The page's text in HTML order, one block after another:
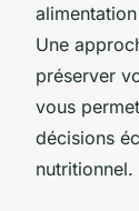
Une
préserver
vous
décisions
nutritionnel.